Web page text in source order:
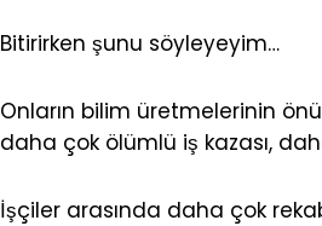
Bitirirken şunu söyleyeyim…
Onların bilim üretmelerinin
daha çok ölümlü iş kazası,
İşçiler arasında daha çok